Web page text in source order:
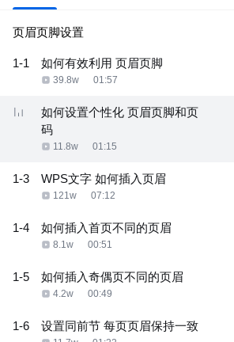
页眉页脚设置
1-1 如何有效利用 页眉页脚
39.8w 01:57
如何设置个性化 页眉页脚和页
码
11.8w 01:15
1-3 WPS文字 如何插入页眉
121w 07:12
1-4 如何插入首页不同的页眉
8.1w 00:51
1-5 如何插入奇偶页不同的页眉
4.2w 00:49
1-6 设置同前节 每页页眉保持一致